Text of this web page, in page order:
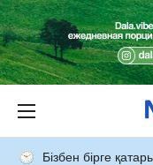
Бізбен бірге